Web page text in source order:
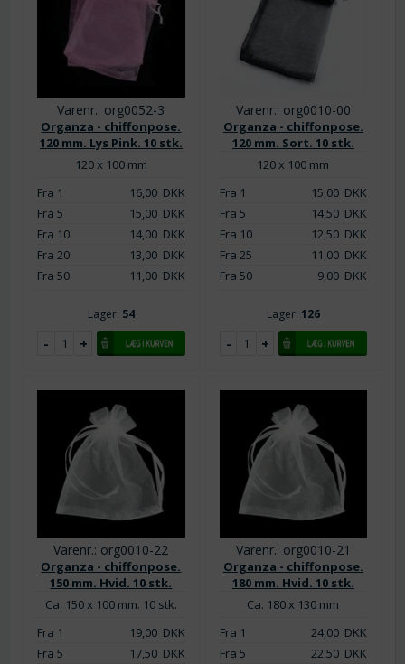
Varenr.: org0052-3
Organza - chiffonpose.
120 mm. Lys Pink. 10 stk.
120 x 100 mm
Fra 1
16,00DKK
Fra 5
15,00DKK
Fra 10
14,00DKK
Fra 20
13,00DKK
Fra 50
11,00DKK
Lager: 54
Varenr.: org0010-00
Organza - chiffonpose.
120 mm. Sort. 10 stk.
120 x 100 mm
Fra 1
15,00 DKK
Fra 5
14,50 DKK
Fra 10
12,50 DKK
Fra 25
11,00 DKK
Fra 50
9,00 DKK
Lager: 126
Varenr.: org0010-22
Organza - chiffonpose.
150 mm. Hvid. 10 stk.
Ca. 150 x 100 mm. 10 stk.
Fra 1
19,00DKK
Fra 5
17,50DKK
Varenr.: org0010-21
Organza - chiffonpose.
180 mm. Hvid. 10 stk.
Ca. 180 x 130 mm
Fra 1
24,00 DKK
Fra 5
22,50 DKK